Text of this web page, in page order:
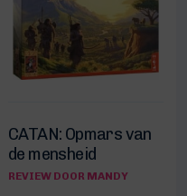
CATAN: Opmars van
de mensheid
REVIEW DOOR MANDY